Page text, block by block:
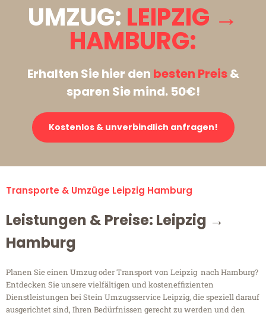
UMZUG: LEIPZIG →
HAMBURG:
Erhalten Sie hier den besten Preis&
sparen Sie mind. 50€!
Kostenlos & unverbindlich anfragen!
Transporte & Umzüge Leipzig Hamburg
Leistungen & Preise: Leipzig →
Hamburg
Planen Sie einen Umzug oder Transport von Leipzig nach Hamburg?
Entdecken Sie unsere vielfältigen und kosteneffizienten
Dienstleistungen bei Stein Umzugsservice Leipzig, die speziell darauf
ausgerichtet sind, Ihren Bedürfnissen gerecht zu werden und den